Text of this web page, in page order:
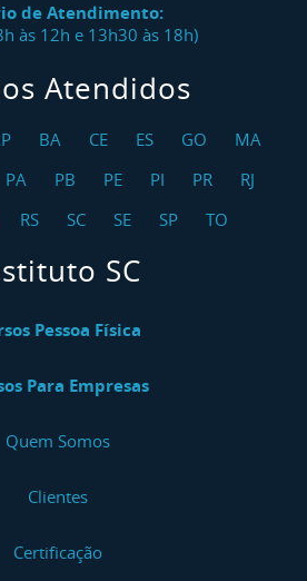
de Atendimento:
às 12h e 13h30 às 18h)
Atendidos
BA CE ES GO
MA
PA PB PE PI PR
RJ
RS SC SE SP TO
SC
Pessoa Física
Para Empresas
Quem Somos
Clientes
Certificação